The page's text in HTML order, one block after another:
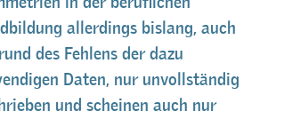
allerdings bislang, auch
des Fehlens der dazu
Daten, nur unvollständig
und scheinen auch nur